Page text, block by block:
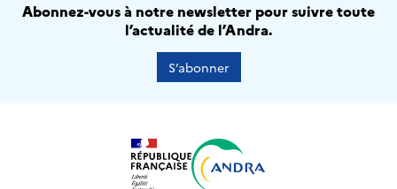
Abonnez-vous à notre newsletter pour suivre toute
l’actualité de l’Andra.
S’abonner